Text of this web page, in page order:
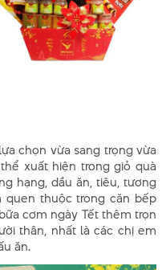
chọn vừa sang trọng vừa
xuất hiện trong giỏ quà
hạng, dầu ăn, tiêu, tương
thuộc trong căn bếp
cơm ngày Tết thêm trọn
thân, nhất là các chị em
ăn.